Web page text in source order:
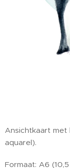
Ansichtkaart met
aquarel).
Formaat: A6